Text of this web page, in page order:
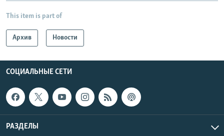
This item is part of
Архив Новости
СОЦИАЛЬНЫЕ СЕТИ
РАЗДЕЛЫ